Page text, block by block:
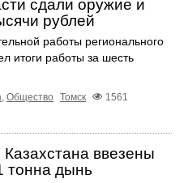
сдали оружие и
рублей
работы регионального
итоги работы за шесть
, Общество Томск
1561
ввезены
тонна дынь